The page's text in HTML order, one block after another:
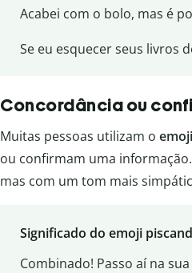
Acabei com o bolo, mas é
Se eu esquecer seus livros
Concordância ou
Muitas pessoas utilizam o
ou confirmam uma
mas com um tom mais
Significado do emoji
Combinado! Passo aí na